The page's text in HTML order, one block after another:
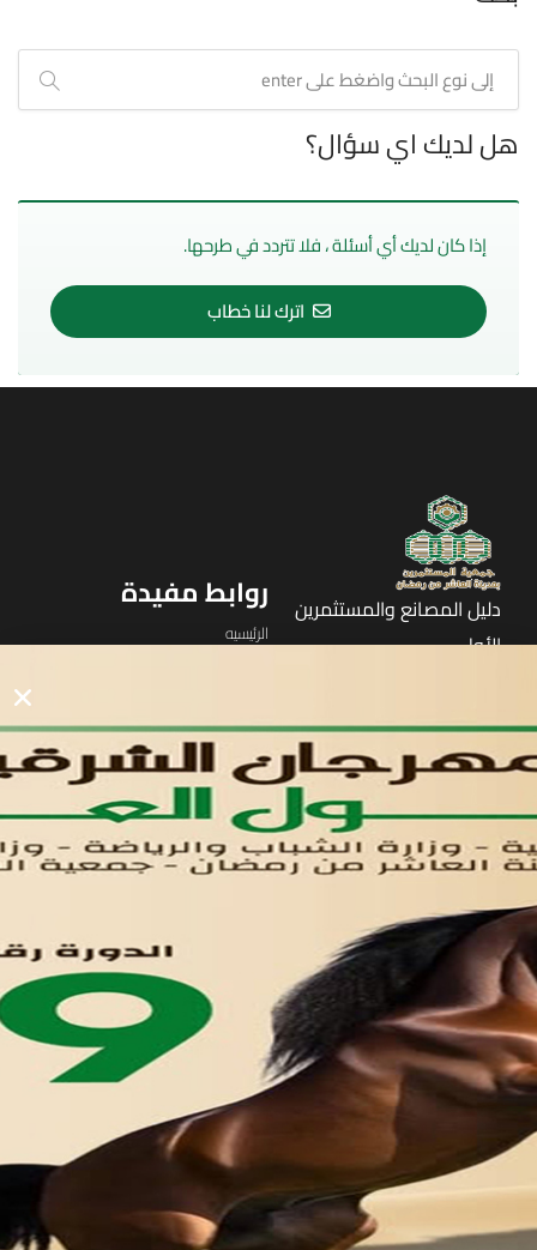
هل لديك اي سؤال؟
إذا كان لديك أي أسئلة ، فلا تتردد في طرحها.
اترك لنا خطاب
دليل المصانع والمستثمرين
الأول
روابط مفيدة
الرئيسيه
لوحه التحكم
اتصل بنا
تواصل معنا
مدينة العاشر من رمضان
01221020029
055-4494429
055-4494406
055-4494414
info.triaeg@yahoo.com
info@triaeg-guide.com